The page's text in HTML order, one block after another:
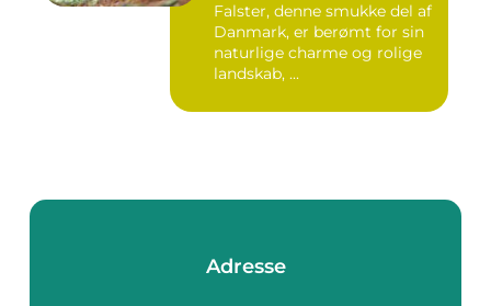
Falster, denne smukke del af
Danmark, er berømt for sin
naturlige charme og rolige
landskab, ...
Adresse